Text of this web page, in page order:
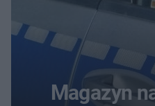
Magazyn